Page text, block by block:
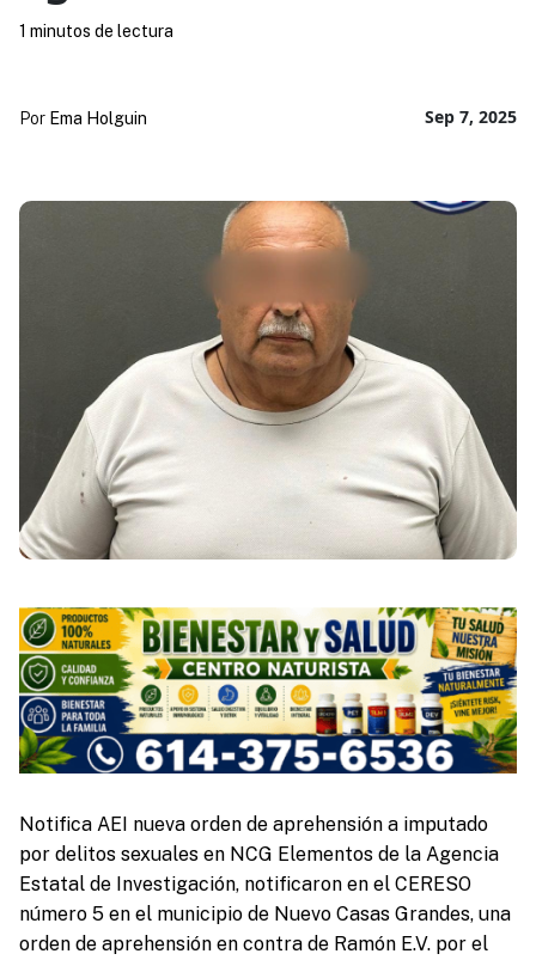
Sep 7, 2025
Por Ema Holguin
1 minutos de lectura
Notifica AEI nueva orden de aprehensión a imputado
por delitos sexuales en NCG Elementos de la Agencia
Estatal de Investigación, notificaron en el CERESO
número 5 en el municipio de Nuevo Casas Grandes, una
orden de aprehensión en contra de Ramón E.V. por el